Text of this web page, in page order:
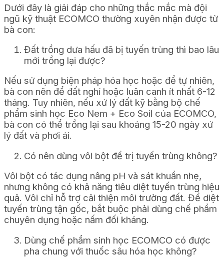
Dưới đây là giải đáp cho những thắc mắc mà đội
ngũ kỹ thuật ECOMCO thường xuyên nhận được từ
bà con:
Đất trồng dưa hấu đã bị tuyến trùng thì bao lâu
mới trồng lại được?
Nếu sử dụng biện pháp hóa học hoặc để tự nhiên,
bà con nên để đất nghỉ hoặc luân canh ít nhất 6-12
tháng. Tuy nhiên, nếu xử lý đất kỹ bằng bộ chế
phẩm sinh học Eco Nem + Eco Soil của ECOMCO,
bà con có thể trồng lại sau khoảng 15-20 ngày xử
lý đất và phơi ải.
Có nên dùng vôi bột để trị tuyến trùng không?
Vôi bột có tác dụng nâng pH và sát khuẩn nhẹ,
nhưng không có khả năng tiêu diệt tuyến trùng hiệu
quả. Vôi chỉ hỗ trợ cải thiện môi trường đất. Để diệt
tuyến trùng tận gốc, bắt buộc phải dùng chế phẩm
chuyên dụng hoặc nấm đối kháng.
Dùng chế phẩm sinh học ECOMCO có được
pha chung với thuốc sâu hóa học không?